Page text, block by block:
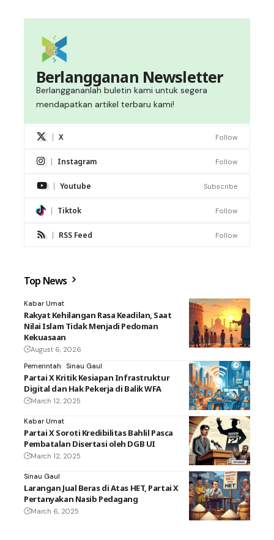
Berlangganan Newsletter
Berlanggananlah buletin kami untuk segera
mendapatkan artikel terbaru kami!
X Follow
Instagram Follow
Youtube Subscribe
Tiktok Follow
RSS Feed Follow
Top News
Kabar Umat
Rakyat Kehilangan Rasa Keadilan, Saat
Nilai Islam Tidak Menjadi Pedoman
Kekuasaan
August 6, 2026
Pemerintah
Sinau Gaul
Partai X Kritik Kesiapan Infrastruktur
Digital dan Hak Pekerja di Balik WFA
March 12, 2025
Kabar Umat
Partai X Soroti Kredibilitas Bahlil Pasca
Pembatalan Disertasi oleh DGB UI
March 12, 2025
Sinau Gaul
Larangan Jual Beras di Atas HET, Partai X
Pertanyakan Nasib Pedagang
March 6, 2025